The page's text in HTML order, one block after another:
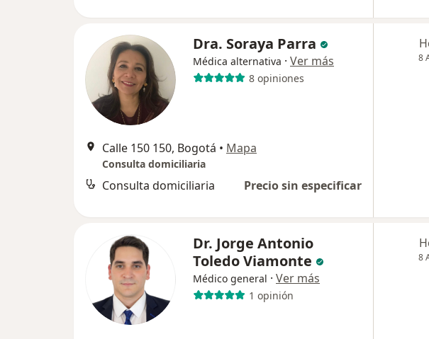
Dra. Soraya Parra
Médica alternativa · Ver más
8 opiniones
Calle 150 150, Bogotá • Mapa
Consulta domiciliaria
Consulta domiciliaria Precio sin especificar
8
Dr. Jorge Antonio
Toledo Viamonte
Médico general · Ver más
1 opinión
8